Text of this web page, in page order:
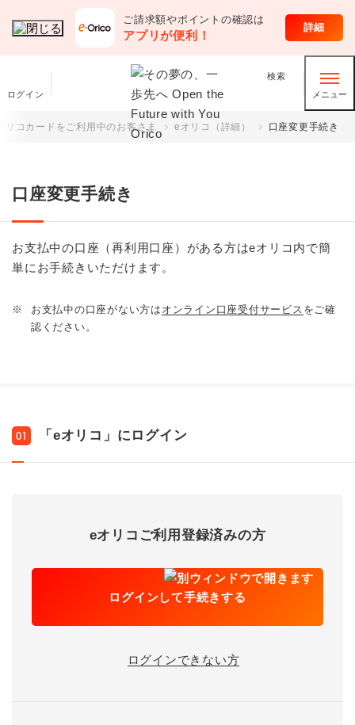
ご請求額やポイントの確認は
アプリが便利！
詳細
ログイン
検索
メニュー
クレジットカード
リコカードをご利用中のお客さま eオリコ（詳細） 口座変更手続き
口座変更手続き
お支払中の口座（再利用口座）がある方はeオリコ内で簡
単にお手続きいただけます。
※ お支払中の口座がない方は オンライン口座受付サービス をご確
認ください。
01 「eオリコ」にログイン
eオリコご利用登録済みの方
ログインして手続きする
ログインできない方